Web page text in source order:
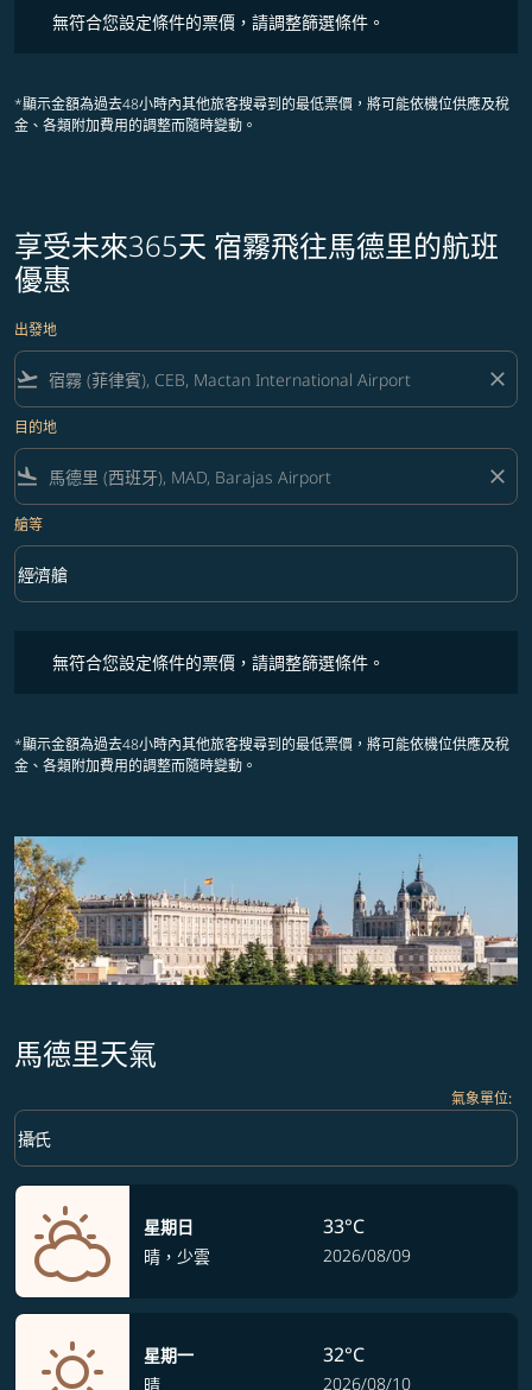
無符合您設定條件的票價，請調整篩選條件。
*顯示金額為過去48小時內其他旅客搜尋到的最低票價，將可能依機位供應及稅
金、各類附加費用的調整而隨時變動。
享受未來365天 宿霧飛往馬德里的航班
優惠
出發地
flight_takeoff close
目的地
flight_land close
艙等
艙等 option 經濟艙 Selected
經濟艙
keyboard_arrow_down
無符合您設定條件的票價，請調整篩選條件。
*顯示金額為過去48小時內其他旅客搜尋到的最低票價，將可能依機位供應及稅
金、各類附加費用的調整而隨時變動。
馬德里天氣
氣象單位:
Weather unit option 攝氏 Selected
攝氏
keyboard_arrow_down
星期日
晴，少雲
33°C
2026/08/09
星期一
晴
32°C
2026/08/10